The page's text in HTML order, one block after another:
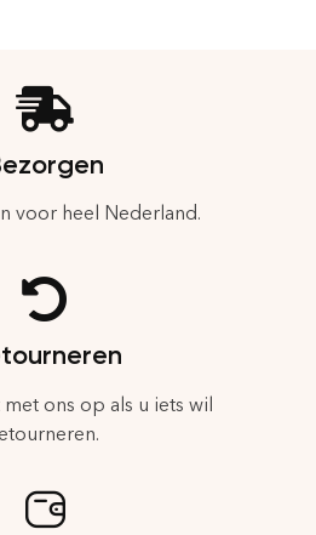
voor heel Nederland.
ons op als u iets wil